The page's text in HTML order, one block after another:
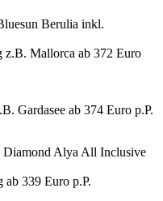
Berulia inkl.
z.B. Mallorca ab 372 Euro
Gardasee ab 374 Euro p.P.
Alya All Inclusive
339 Euro p.P.